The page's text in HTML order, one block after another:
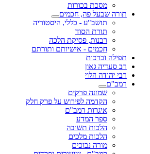
מסכת בכורות
תורה שבעל פה, חכמים
תושב"ע - כללי, היסטוריה
תורת הסוד
רבנות, פסיקת הלכה
חכמים - אישיותם ותורתם
תפילה וברכות
רב סעדיה גאון
רבי יהודה הלוי
רמב"ם
שמונה פרקים
הקדמה לפירוש על פרק חלק
איגרות רמב"ם
ספר המדע
הלכות תשובה
הלכות מלכים
מורה נבוכים